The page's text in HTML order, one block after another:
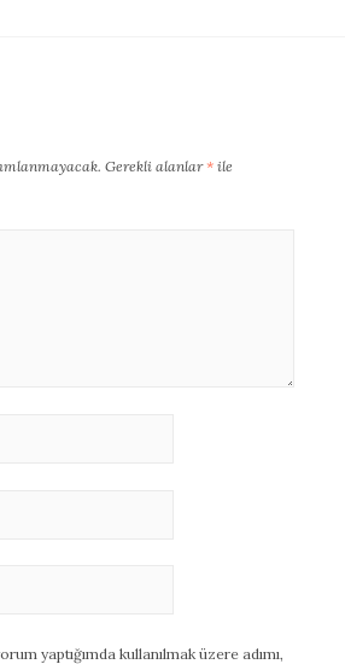
Gerekli alanlar* ile
yaptığımda kullanılmak üzere adımı,